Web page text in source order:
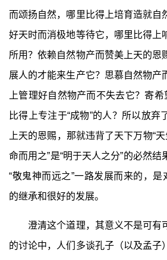
而颂扬自然，哪里比得上培育造就自
好天时而消极地等待它，哪里比得上
所用？依赖自然物产而赞美上天的恩
展人的才能来生产它？思慕自然物产
上管理好自然物产而不失去它？寄希
比得上专注于“成物”的人？所以放弃
上天的恩赐，那就违背了天下万物“
命而用之”是“明于天人之分”的必然
“敬鬼神而远之”一路发展而来的，是
的继承和很好的发展。
澄清这个道理，其意义不是可有
的讨论中，人们多谈孔子（以及孟子